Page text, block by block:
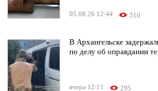
05.08.26 12:44 310
В Архангельске
по делу об оправдании
вчера 12:11 295